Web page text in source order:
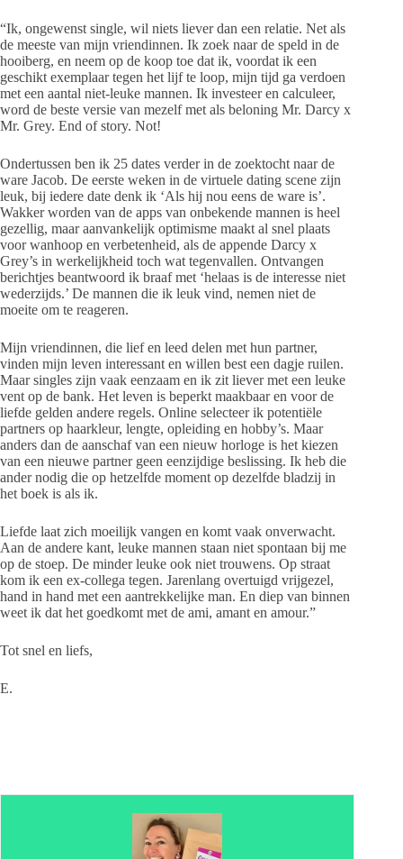
“Ik, ongewenst single, wil niets liever dan een relatie. Net als
de meeste van mijn vriendinnen. Ik zoek naar de speld in de
hooiberg, en neem op de koop toe dat ik, voordat ik een
geschikt exemplaar tegen het lijf te loop, mijn tijd ga verdoen
met een aantal niet-leuke mannen. Ik investeer en calculeer,
word de beste versie van mezelf met als beloning Mr. Darcy x
Mr. Grey. End of story. Not!
Ondertussen ben ik 25 dates verder in de zoektocht naar de
ware Jacob. De eerste weken in de virtuele dating scene zijn
leuk, bij iedere date denk ik ‘Als hij nou eens de ware is’.
Wakker worden van de apps van onbekende mannen is heel
gezellig, maar aanvankelijk optimisme maakt al snel plaats
voor wanhoop en verbetenheid, als de appende Darcy x
Grey’s in werkelijkheid toch wat tegenvallen. Ontvangen
berichtjes beantwoord ik braaf met ‘helaas is de interesse niet
wederzijds.’ De mannen die ik leuk vind, nemen niet de
moeite om te reageren.
Mijn vriendinnen, die lief en leed delen met hun partner,
vinden mijn leven interessant en willen best een dagje ruilen.
Maar singles zijn vaak eenzaam en ik zit liever met een leuke
vent op de bank. Het leven is beperkt maakbaar en voor de
liefde gelden andere regels. Online selecteer ik potentiële
partners op haarkleur, lengte, opleiding en hobby’s. Maar
anders dan de aanschaf van een nieuw horloge is het kiezen
van een nieuwe partner geen eenzijdige beslissing. Ik heb die
ander nodig die op hetzelfde moment op dezelfde bladzij in
het boek is als ik.
Liefde laat zich moeilijk vangen en komt vaak onverwacht.
Aan de andere kant, leuke mannen staan niet spontaan bij me
op de stoep. De minder leuke ook niet trouwens. Op straat
kom ik een ex-collega tegen. Jarenlang overtuigd vrijgezel,
hand in hand met een aantrekkelijke man. En diep van binnen
weet ik dat het goedkomt met de ami, amant en amour.”
Tot snel en liefs,
E.